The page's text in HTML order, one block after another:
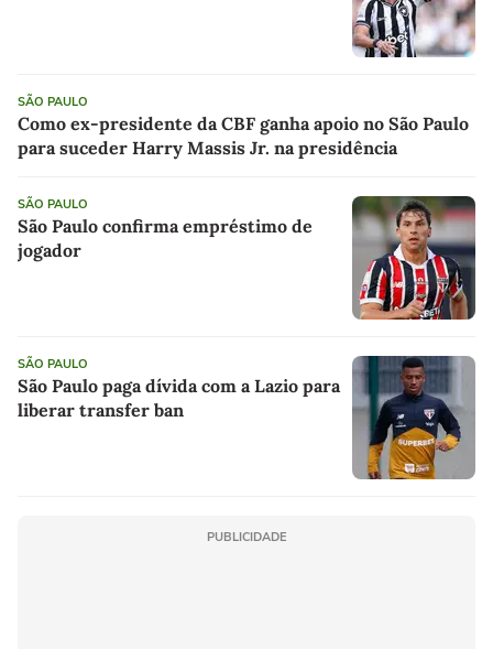
SÃO PAULO
Como ex-presidente da CBF ganha apoio no São Paulo
para suceder Harry Massis Jr. na presidência
SÃO PAULO
São Paulo confirma empréstimo de
jogador
SÃO PAULO
São Paulo paga dívida com a Lazio para
liberar transfer ban
PUBLICIDADE